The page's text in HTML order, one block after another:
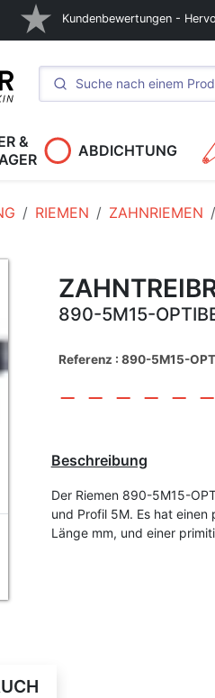
Kundenbewertungen -
&
ABDICHTUNG
RIEMEN ZAHNRIEMEN
890-5M15-
Referenz : 890-5M15-
Beschreibung
Der Riemen 890-5M15-
und Profil 5M. Es hat
Länge mm, und einer